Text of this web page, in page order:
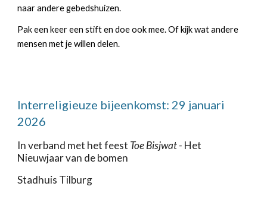
naar andere gebedshuizen.
Pak een keer een stift en doe ook mee. Of kijk wat andere
mensen met je willen delen.
Interreligieuze bijeenkomst: 29 januari
2026
In verband met het feest Toe Bisjwat - Het
Nieuwjaar van de bomen
Stadhuis Tilburg